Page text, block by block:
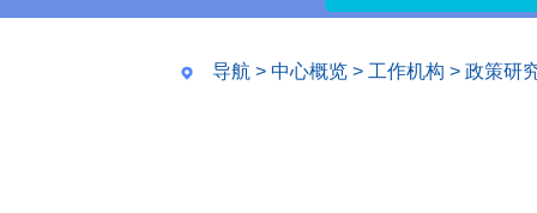
导航 > 中心概览 > 工作机构 > 政策研